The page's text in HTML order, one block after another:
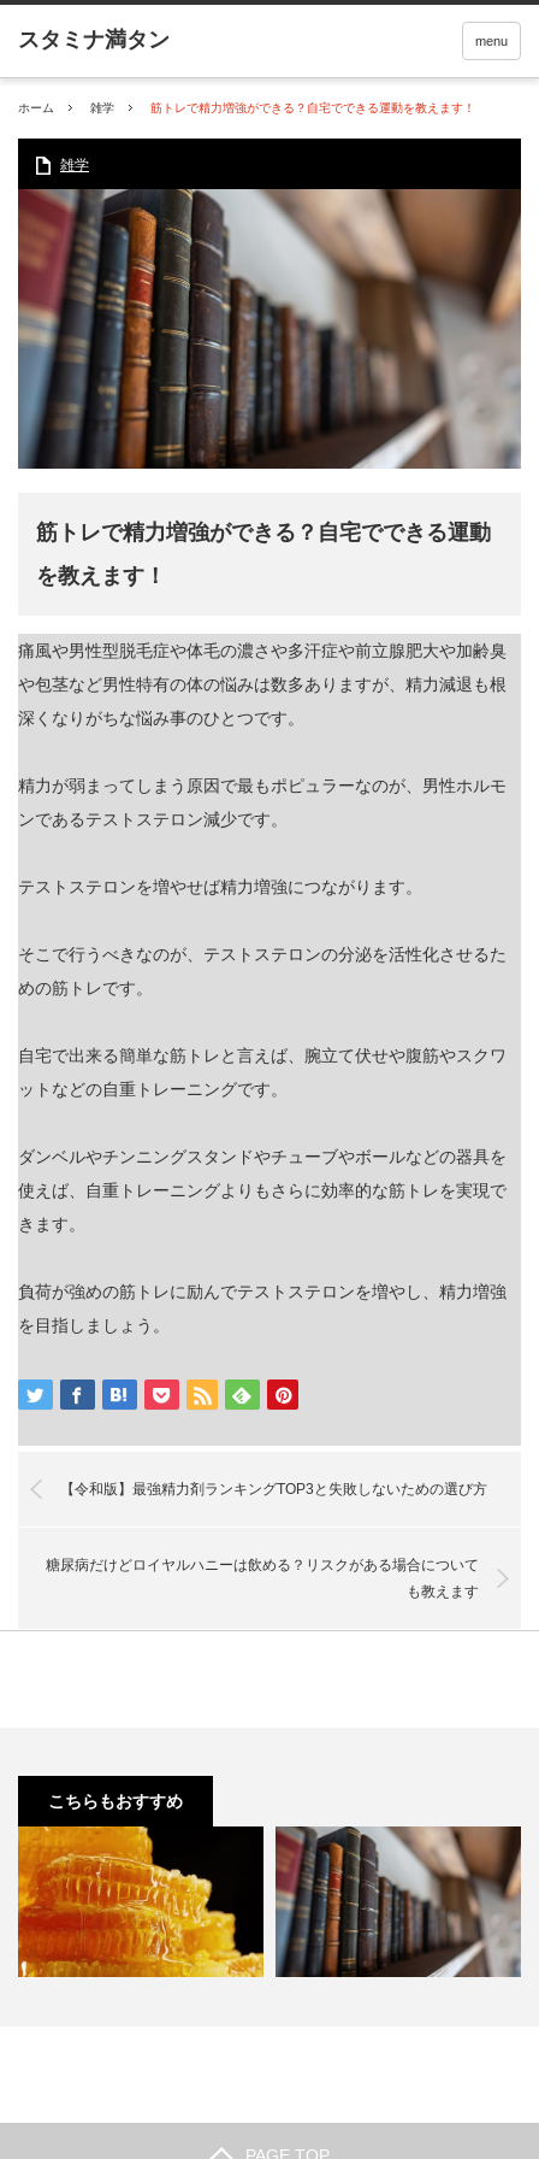
menu
ホーム 雑学 筋トレで精力増強ができる？自宅でできる運動を教えます！
雑学
筋トレで精力増強ができる？自宅でできる運動
を教えます！
痛風や男性型脱毛症や体毛の濃さや多汗症や前立腺肥大や加齢臭
や包茎など男性特有の体の悩みは数多ありますが、精力減退も根
深くなりがちな悩み事のひとつです。
精力が弱まってしまう原因で最もポピュラーなのが、男性ホルモ
ンであるテストステロン減少です。
テストステロンを増やせば精力増強につながります。
そこで行うべきなのが、テストステロンの分泌を活性化させるた
めの筋トレです。
自宅で出来る簡単な筋トレと言えば、腕立て伏せや腹筋やスクワ
ットなどの自重トレーニングです。
ダンベルやチンニングスタンドやチューブやボールなどの器具を
使えば、自重トレーニングよりもさらに効率的な筋トレを実現で
きます。
負荷が強めの筋トレに励んでテストステロンを増やし、精力増強
を目指しましょう。
【令和版】最強精力剤ランキングTOP3と失敗しないための選び方
糖尿病だけどロイヤルハニーは飲める？リスクがある場合について
も教えます
こちらもおすすめ
PAGE TOP